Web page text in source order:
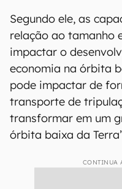
Segundo ele, as
relação ao tamanho
impactar o
economia na órbita
pode impactar de
transporte de
transformar em um
órbita baixa da
CONTINUA